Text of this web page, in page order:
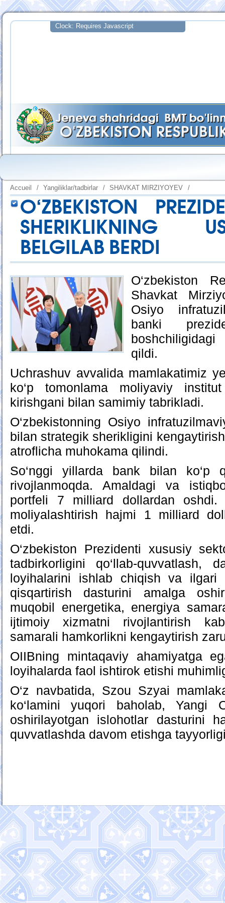
Accueil / Yangiliklar/tadbirlar / SHAVKAT MIRZIYOYEV /
O‘ZBEKISTON
SHERIKLIKNING
BELGILAB BERDI
O‘zbekiston
Shavkat
Osiyo
banki
qildi.
Uchrashuv avvalida mamlakatimiz
ko‘p tomonlama moliyaviy
kirishgani bilan samimiy tabrikladi.
O‘zbekistonning Osiyo
bilan strategik sherikligini
atroflicha muhokama qilindi.
So‘nggi yillarda bank bilan ko‘p
rivojlanmoqda. Amaldagi va
portfeli 7 milliard dollardan oshdi.
moliyalashtirish hajmi 1 milliard
etdi.
O‘zbekiston Prezidenti xususiy
tadbirkorligini qo‘llab-quvvatlash,
loyihalarini ishlab chiqish va ilgari
qisqartirish dasturini amalga
muqobil energetika, energiya
ijtimoiy xizmatni rivojlantirish
samarali hamkorlikni kengaytirish
OIIBning mintaqaviy ahamiyatga
loyihalarda faol ishtirok etishi
O‘z navbatida, Szou Szyai
ko‘lamini yuqori baholab, Yangi
oshirilayotgan islohotlar dasturini
quvvatlashda davom etishga